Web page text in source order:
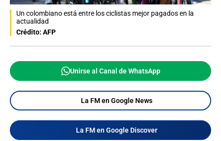
Un colombiano está entre los ciclistas mejor pagados en la
actualidad
Crédito: AFP
Unirse al Canal de WhatsApp
La FM en Google News
La FM en Google Discover